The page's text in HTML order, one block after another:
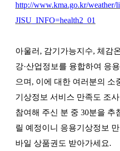
http://www.kma.go.kr/weather/
JISU_INFO=health2_01
아울러, 감기가능지수, 체감
강·산업정보를 융합하여 응
으며, 이에 대한 여러분의 소
기상정보 서비스 만족도 조
참여해 주신 분 중 30분을 추
릴 예정이니 응용기상정보
바일 상품권도 받아가세요.